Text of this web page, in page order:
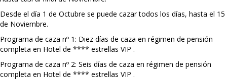
Desde el día 1 de Octubre se puede cazar todos los días, hasta el 15
de Noviembre.
Programa de caza nº 1: Diez días de caza en régimen de pensión
completa en Hotel de **** estrellas VIP .
Programa de caza nº 2: Seis días de caza en régimen de pensión
completa en Hotel de **** estrellas VIP .